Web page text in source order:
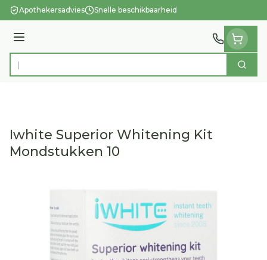
Ga naar de inhoud
Apothekersadvies Snelle beschikbaarheid
Menu
Product, merk, categorie... Zoek
Iwhite Superior Whitening Kit
Mondstukken 10